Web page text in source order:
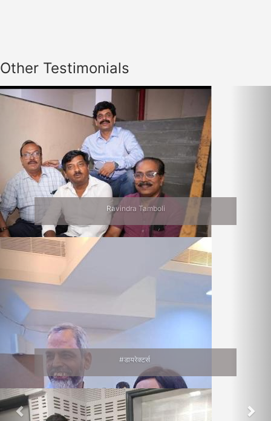
Other Testimonials
Ravindra Tamboli
#डायरेक्टर्स
Previous